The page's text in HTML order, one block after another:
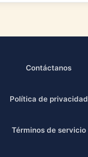
Contáctanos
Política de privacidad
Términos de servicio